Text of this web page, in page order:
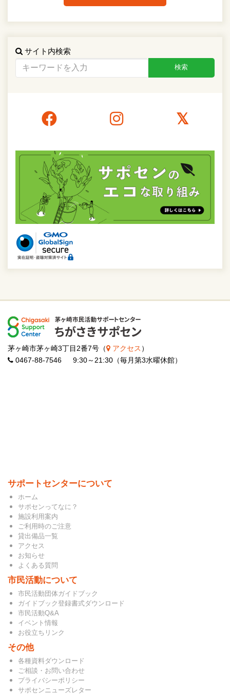
サイト内検索
茅ヶ崎市茅ヶ崎3丁目2番7号（ アクセス ）
0467-88-7546 9:30～21:30（毎月第3水曜休館）
サポートセンターについて
ホーム
サポセンってなに？
施設利用案内
ご利用時のご注意
貸出備品一覧
アクセス
お知らせ
よくある質問
市民活動について
市民活動団体ガイドブック
ガイドブック登録書式ダウンロード
市民活動Q&A
イベント情報
お役立ちリンク
その他
各種資料ダウンロード
ご相談・お問い合わせ
プライバシーポリシー
サポセンニューズレター